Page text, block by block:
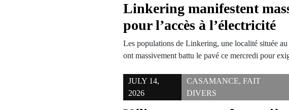
Linkering manifestent
pour l’accès à l’électricité
Les populations de Linkering, une localité située
ont massivement battu le pavé ce mercredi pour
JULY 14,
2026
CASAMANCE, FAIT
DIVERS